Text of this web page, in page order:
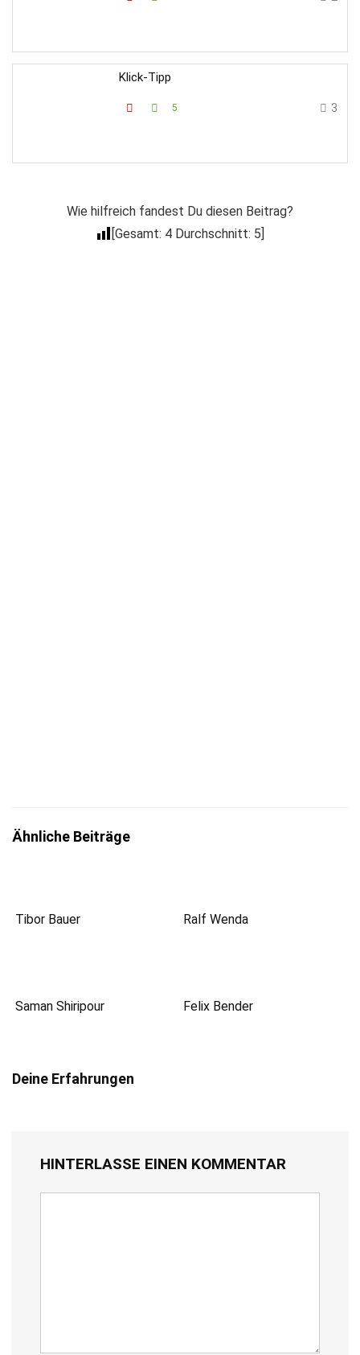
Klick-Tipp
5 3
Wie hilfreich fandest Du diesen Beitrag?
[Gesamt: 4 Durchschnitt: 5]
Ähnliche Beiträge
Tibor Bauer Ralf Wenda
Saman Shiripour Felix Bender
Deine Erfahrungen
HINTERLASSE EINEN KOMMENTAR